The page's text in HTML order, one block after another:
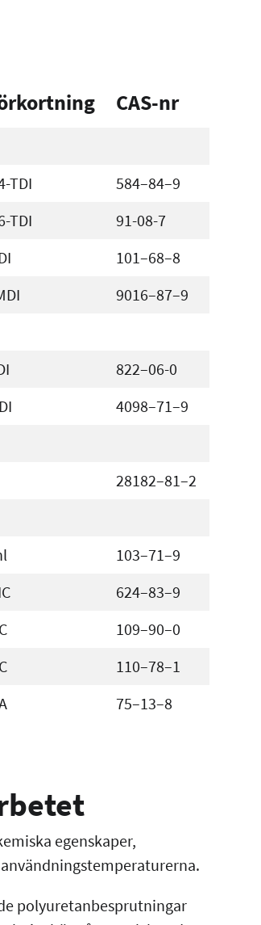
CAS-nr
TDI
584–84–9
TDI
91-08-7
101–68–8
9016–87–9
822–06-0
4098–71–9
28182–81–2
103–71–9
624–83–9
109–90–0
110–78–1
75–13–8
egenskaper,
polyuretanbesprutningar